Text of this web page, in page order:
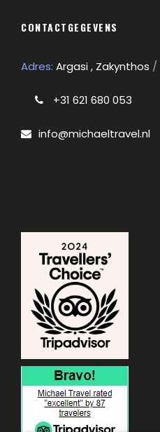
CONTACTGEGEVENS
Adres: Argasi , Zakynthos /
+31 621 680 053
info@michaeltravel.nl